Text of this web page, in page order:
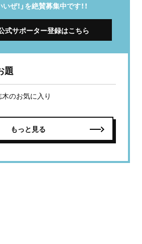
ぜ！」を絶賛募集中です！！
式サポーター登録はこちら
題
木のお気に入り
もっと見る